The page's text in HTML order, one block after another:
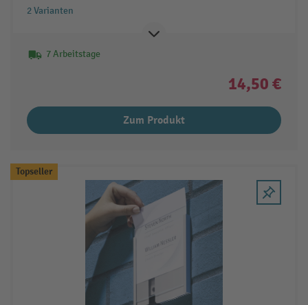
2 Varianten
7 Arbeitstage
14,50 €
Zum Produkt
Topseller